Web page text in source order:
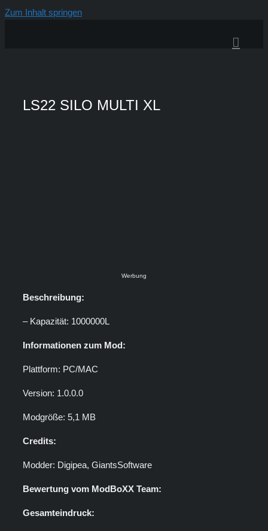
Zum Inhalt springen
LS22 SILO MULTI XL
Mit dem Laden des Videos akzeptieren Sie die
Mehr erfahren
Werbung
Beschreibung:
– Kapazität: 1000000L
Informationen zum Mod:
Plattform: PC/MAC
Version: 1.0.0.0
Modgröße: 5,1 MB
Credits:
Modder: Digipea, GiantsSoftware
Bewertung vom ModBoXX Team:
Gesamteindruck: